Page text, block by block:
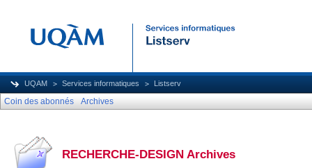
UQAM Services informatiques Listserv
Coin des abonnés Archives
RECHERCHE-DESIGN Archives